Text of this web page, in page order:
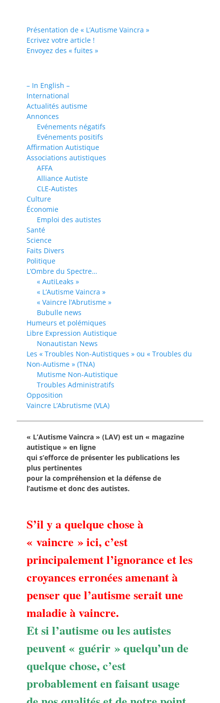
Présentation de « L’Autisme Vaincra »
Ecrivez votre article !
Envoyez des « fuites »
– In English –
International
Actualités autisme
Annonces
Evénements négatifs
Evénements positifs
Affirmation Autistique
Associations autistiques
AFFA
Alliance Autiste
CLE-Autistes
Culture
Économie
Emploi des autistes
Santé
Science
Faits Divers
Politique
L’Ombre du Spectre…
« AutiLeaks »
« L’Autisme Vaincra »
« Vaincre l’Abrutisme »
Bubulle news
Humeurs et polémiques
Libre Expression Autistique
Nonautistan News
Les « Troubles Non-Autistiques » ou « Troubles du
Non-Autisme » (TNA)
Mutisme Non-Autistique
Troubles Administratifs
Opposition
Vaincre L’Abrutisme (VLA)
« L’Autisme Vaincra » (LAV) est un « magazine
autistique » en ligne
qui s’efforce de présenter les publications les
plus pertinentes
pour la compréhension et la défense de
l’autisme et donc des autistes.
S’il y a quelque chose à
« vaincre » ici, c’est
principalement l’ignorance et les
croyances erronées amenant à
penser que l’autisme serait une
maladie à vaincre.
Et si l’autisme ou les autistes
peuvent « guérir » quelqu’un de
quelque chose, c’est
probablement en faisant usage